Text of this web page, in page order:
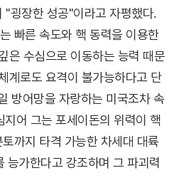
"굉장한 성공"이라고 자평했다.
빠른 속도와 핵 동력을 이용한
은 수심으로 이동하는 능력 때문
계로도 요격이 불가능하다고 단
방어망을 자랑하는 미국조차 속
어 그는 포세이돈의 위력이 핵
까지 타격 가능한 차세대 대륙
능가한다고 강조하며 그 파괴력